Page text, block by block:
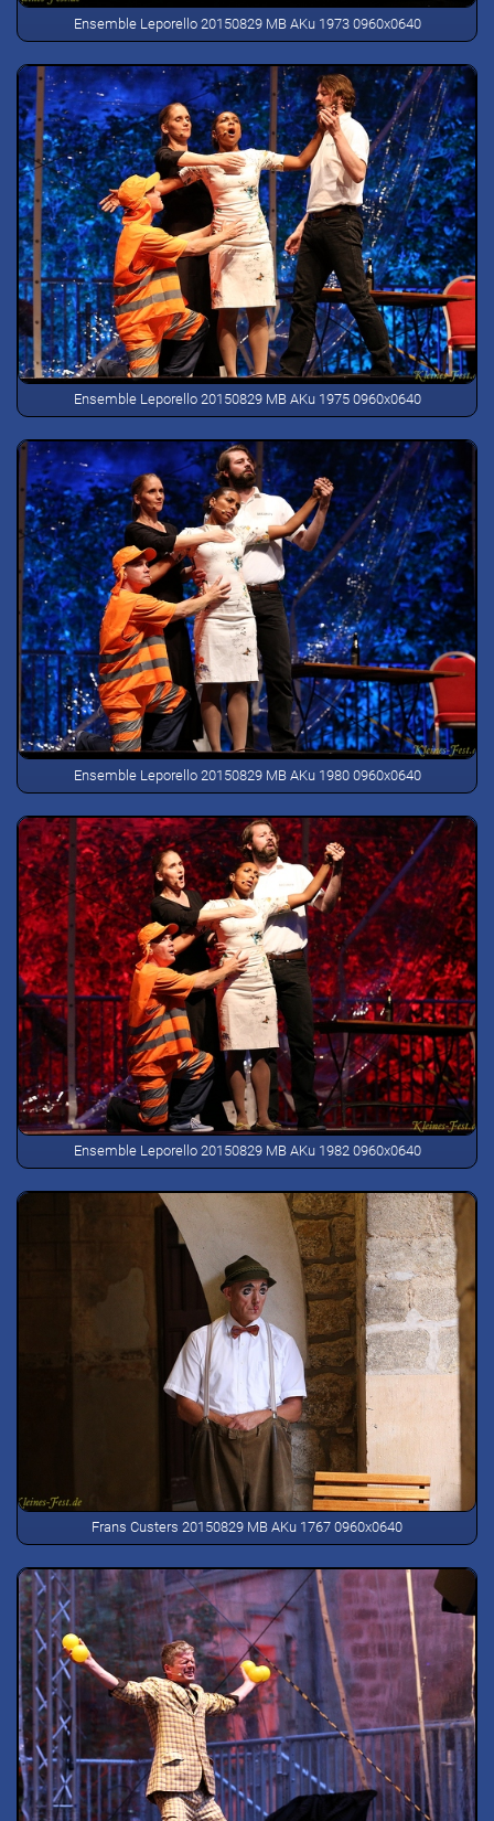
Ensemble Leporello 20150829 MB AKu 1973 0960x0640
Ensemble Leporello 20150829 MB AKu 1975 0960x0640
Ensemble Leporello 20150829 MB AKu 1980 0960x0640
Ensemble Leporello 20150829 MB AKu 1982 0960x0640
Frans Custers 20150829 MB AKu 1767 0960x0640